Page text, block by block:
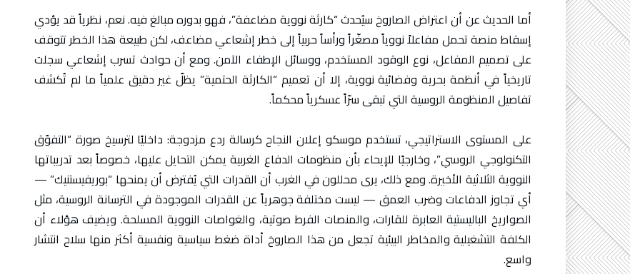
أما الحديث عن أن اعتراض الصاروخ سيُحدث “كارثة نووية مضاعفة”، فهو بدوره مبالغ فيه. نعم، نظرياً قد يؤدي
إسقاط منصة تحمل مفاعلاً نووياً مصغّراً ورأساً حربياً إلى خطر إشعاعي مضاعف، لكن طبيعة هذا الخطر تتوقف
على تصميم المفاعل، نوع الوقود المستخدم، ووسائل الإطفاء الآمن. ومع أن حوادث تسرب إشعاعي سجلت
تاريخياً في أنظمة بحرية وفضائية نووية، إلا أن تعميم “الكارثة الحتمية” يظلّ غير دقيق علمياً ما لم تُكشف
تفاصيل المنظومة الروسية التي تبقى سرّاً عسكرياً محكماً.
على المستوى الاستراتيجي، تستخدم موسكو إعلان النجاح كرسالة ردع مزدوجة: داخليًا لترسيخ صورة “التفوّق
التكنولوجي الروسي”، وخارجيًا للإيحاء بأن منظومات الدفاع الغربية يمكن التحايل عليها، خصوصاً بعد تدريباتها
النووية الثلاثية الأخيرة. ومع ذلك، يرى محللون في الغرب أن القدرات التي يُفترض أن يمنحها “بوريفيستنيك” —
أي تجاوز الدفاعات وضرب العمق — ليست مختلفة جوهرياً عن القدرات الموجودة في الترسانة الروسية، مثل
الصواريخ الباليستية العابرة للقارات، والمنصات الفرط صوتية، والغواصات النووية المسلحة. ويضيف هؤلاء أن
الكلفة التشغيلية والمخاطر البيئية تجعل من هذا الصاروخ أداة ضغط سياسية ونفسية أكثر منها سلاح انتشار
واسع.